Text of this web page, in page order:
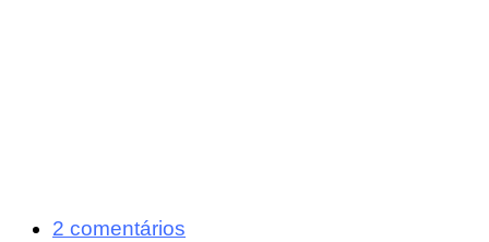
2 comentários